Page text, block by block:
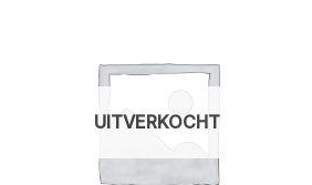
UITVERKOCHT